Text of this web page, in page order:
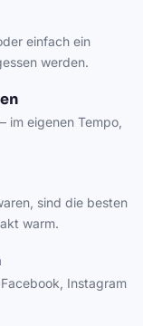
einfach ein
werden.
im eigenen Tempo,
sind die besten
warm.
Instagram